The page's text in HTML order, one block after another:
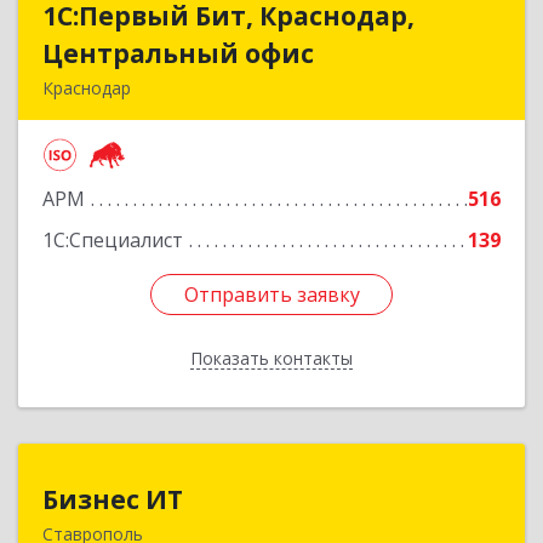
1С:Первый Бит, Краснодар,
Центральный офис
Краснодар
АРМ
516
1С:Специалист
139
Отправить заявку
Показать контакты
1С:Первый Бит, Краснодар,
Центральный офис
Монтажников ул, дом № 1/4, пом.3-12,14
Подробнее
Отправить заявку
Назад
Бизнес ИТ
Ставрополь